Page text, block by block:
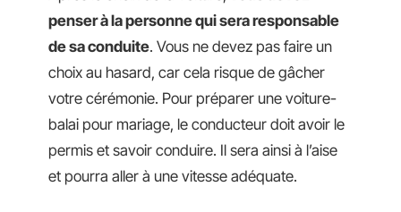
penser à la personne qui sera responsable
de sa conduite. Vous ne devez pas faire un
choix au hasard, car cela risque de gâcher
votre cérémonie. Pour préparer une voiture-
balai pour mariage, le conducteur doit avoir le
permis et savoir conduire. Il sera ainsi à l’aise
et pourra aller à une vitesse adéquate.